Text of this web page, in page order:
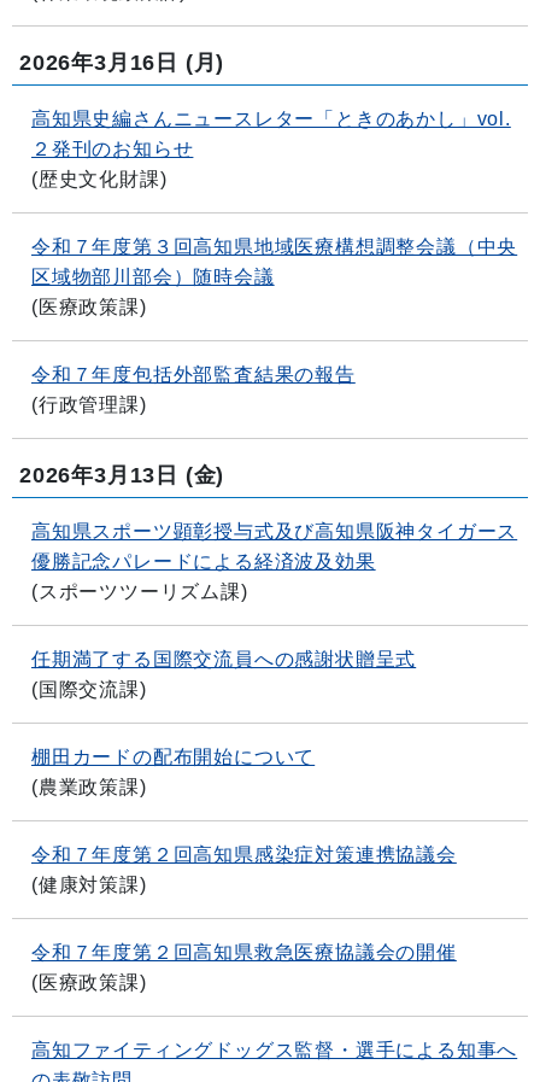
2026年3月16日 (月)
高知県史編さんニュースレター「ときのあかし」vol.
２発刊のお知らせ
(歴史文化財課)
令和７年度第３回高知県地域医療構想調整会議（中央
区域物部川部会）随時会議
(医療政策課)
令和７年度包括外部監査結果の報告
(行政管理課)
2026年3月13日 (金)
高知県スポーツ顕彰授与式及び高知県阪神タイガース
優勝記念パレードによる経済波及効果
(スポーツツーリズム課)
任期満了する国際交流員への感謝状贈呈式
(国際交流課)
棚田カードの配布開始について
(農業政策課)
令和７年度第２回高知県感染症対策連携協議会
(健康対策課)
令和７年度第２回高知県救急医療協議会の開催
(医療政策課)
高知ファイティングドッグス監督・選手による知事へ